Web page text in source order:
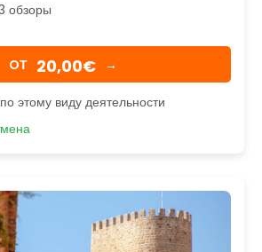
обзоры
OТ 20,00€ →
этому виду деятельности